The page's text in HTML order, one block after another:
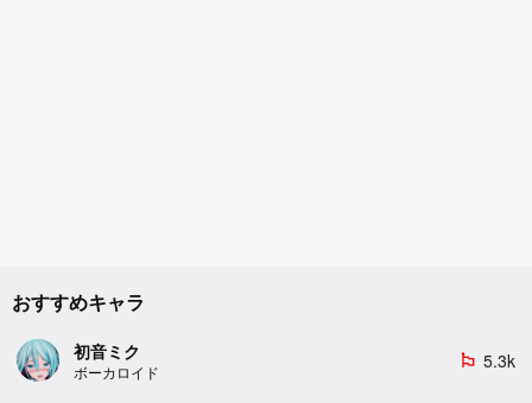
おすすめキャラ
初音ミク
ボーカロイド
emoji_flags 5.3k